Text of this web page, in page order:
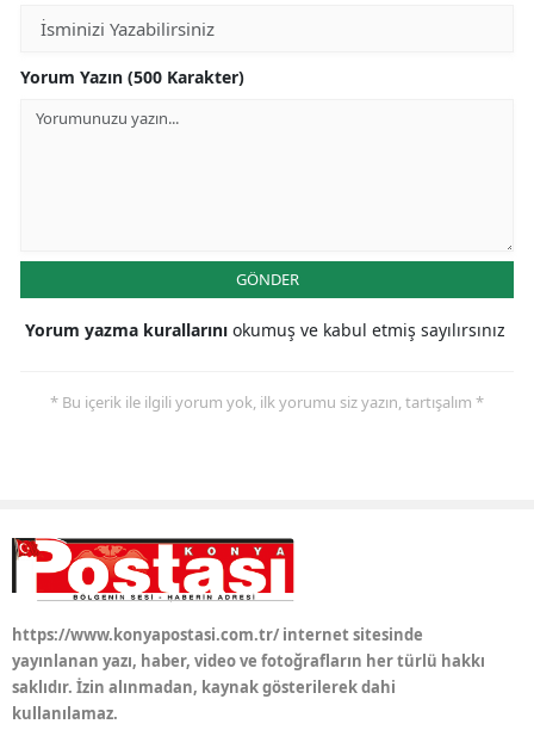
Yorum Yazın (500 Karakter)
GÖNDER
Yorum yazma kurallarını okumuş ve kabul etmiş sayılırsınız
* Bu içerik ile ilgili yorum yok, ilk yorumu siz yazın, tartışalım *
https://www.konyapostasi.com.tr/ internet sitesinde
yayınlanan yazı, haber, video ve fotoğrafların her türlü hakkı
saklıdır. İzin alınmadan, kaynak gösterilerek dahi
kullanılamaz.